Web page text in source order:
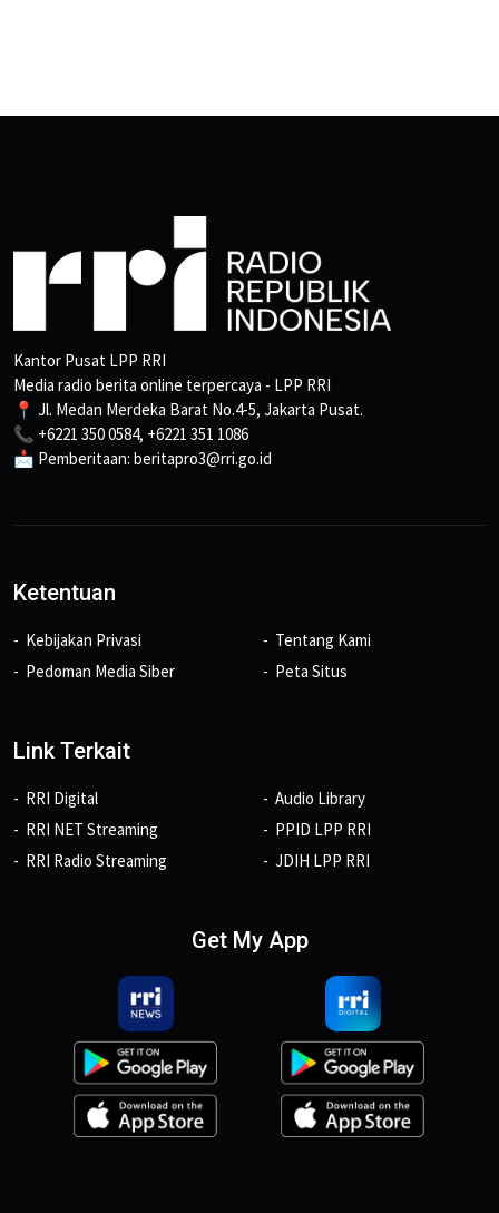
Kantor Pusat LPP RRI
Media radio berita online terpercaya - LPP RRI
📍 Jl. Medan Merdeka Barat No.4-5, Jakarta Pusat.
📞 +6221 350 0584, +6221 351 1086
📩 Pemberitaan: beritapro3@rri.go.id
Ketentuan
Kebijakan Privasi
Pedoman Media Siber
Tentang Kami
Peta Situs
Link Terkait
RRI Digital
RRI NET Streaming
RRI Radio Streaming
Audio Library
PPID LPP RRI
JDIH LPP RRI
Get My App